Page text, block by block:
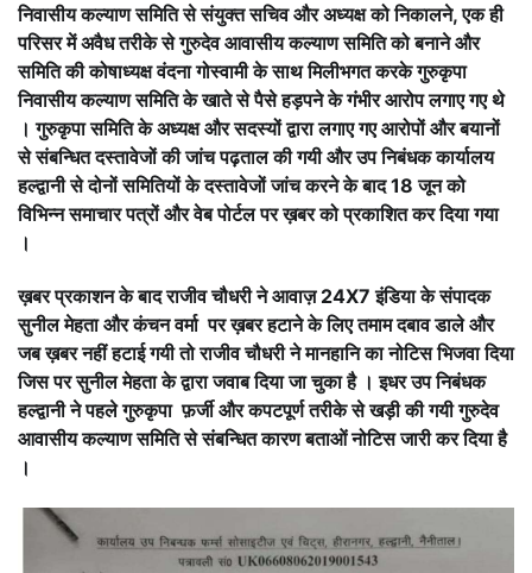
निवासीय कल्याण समिति से संयुक्त सचिव और अध्यक्ष को निकालने, एक ही
परिसर में अवैध तरीके से गुरुदेव आवासीय कल्याण समिति को बनाने और
समिति की कोषाध्यक्ष वंदना गोस्वामी के साथ मिलीभगत करके गुरुकृपा
निवासीय कल्याण समिति के खाते से पैसे हड़पने के गंभीर आरोप लगाए गए थे
। गुरुकृपा समिति के अध्यक्ष और सदस्यों द्वारा लगाए गए आरोपों और बयानों
से संबन्धित दस्तावेजों की जांच पढ़ताल की गयी और उप निबंधक कार्यालय
हल्द्वानी से दोनों समितियों के दस्तावेजों जांच करने के बाद 18 जून को
विभिन्न समाचार पत्रों और वेब पोर्टल पर ख़बर को प्रकाशित कर दिया गया
।
ख़बर प्रकाशन के बाद राजीव चौधरी ने आवाज़ 24X7 इंडिया के संपादक
सुनील मेहता और कंचन वर्मा पर ख़बर हटाने के लिए तमाम दबाव डाले और
जब ख़बर नहीं हटाई गयी तो राजीव चौधरी ने मानहानि का नोटिस भिजवा दिया
जिस पर सुनील मेहता के द्वारा जवाब दिया जा चुका है । इधर उप निबंधक
हल्द्वानी ने पहले गुरुकृपा फ़र्जी और कपटपूर्ण तरीके से खड़ी की गयी गुरुदेव
आवासीय कल्याण समिति से संबन्धित कारण बताओं नोटिस जारी कर दिया है
।